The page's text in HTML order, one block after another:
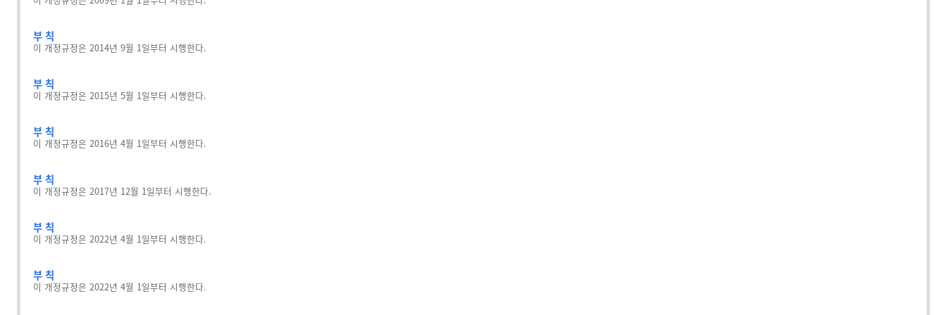
부 칙
이 개정규정은 2014년 9월 1일부터 시행한다.
부 칙
이 개정규정은 2015년 5월 1일부터 시행한다.
부 칙
이 개정규정은 2016년 4월 1일부터 시행한다.
부 칙
이 개정규정은 2017년 12월 1일부터 시행한다.
부 칙
이 개정규정은 2022년 4월 1일부터 시행한다.
부 칙
이 개정규정은 2022년 4월 1일부터 시행한다.